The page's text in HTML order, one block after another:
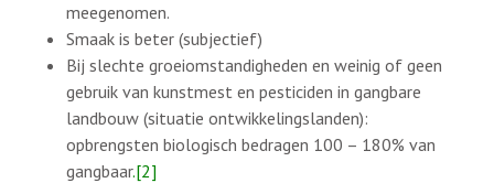
meegenomen.
Smaak is beter (subjectief)
Bij slechte groeiomstandigheden en weinig of geen
gebruik van kunstmest en pesticiden in gangbare
landbouw (situatie ontwikkelingslanden):
opbrengsten biologisch bedragen 100 – 180% van
gangbaar.[2]